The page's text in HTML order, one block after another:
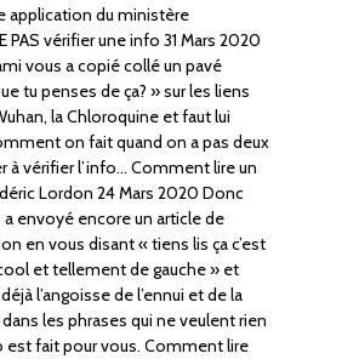
application du ministère
PAS vérifier une info 31 Mars 2020
vous a copié collé un pavé
tu penses de ça? » sur les liens
la Chloroquine et faut lui
on fait quand on a pas deux
à vérifier l’info… Comment lire un
Lordon 24 Mars 2020 Donc
envoyé encore un article de
en vous disant « tiens lis ça c’est
et tellement de gauche » et
l’angoisse de l’ennui et de la
les phrases qui ne veulent rien
est fait pour vous. Comment lire